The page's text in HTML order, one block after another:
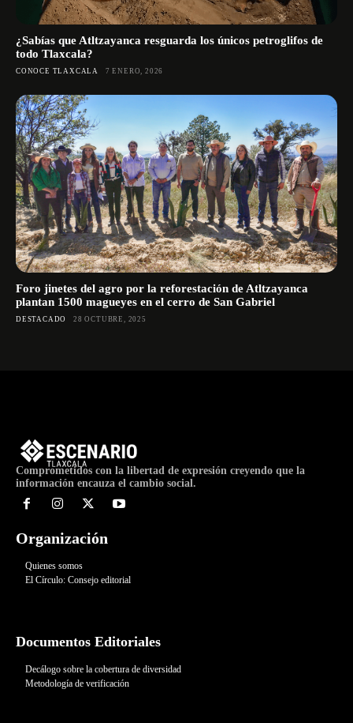
¿Sabías que Atltzayanca resguarda los únicos petroglifos de
todo Tlaxcala?
CONOCE TLAXCALA 7 ENERO, 2026
Foro jinetes del agro por la reforestación de Atltzayanca
plantan 1500 magueyes en el cerro de San Gabriel
DESTACADO 28 OCTUBRE, 2025
Comprometidos con la libertad de expresión creyendo que la
información encauza el cambio social.
Organización
Quienes somos
El Círculo: Consejo editorial
Documentos Editoriales
Decálogo sobre la cobertura de diversidad
Metodología de verificación